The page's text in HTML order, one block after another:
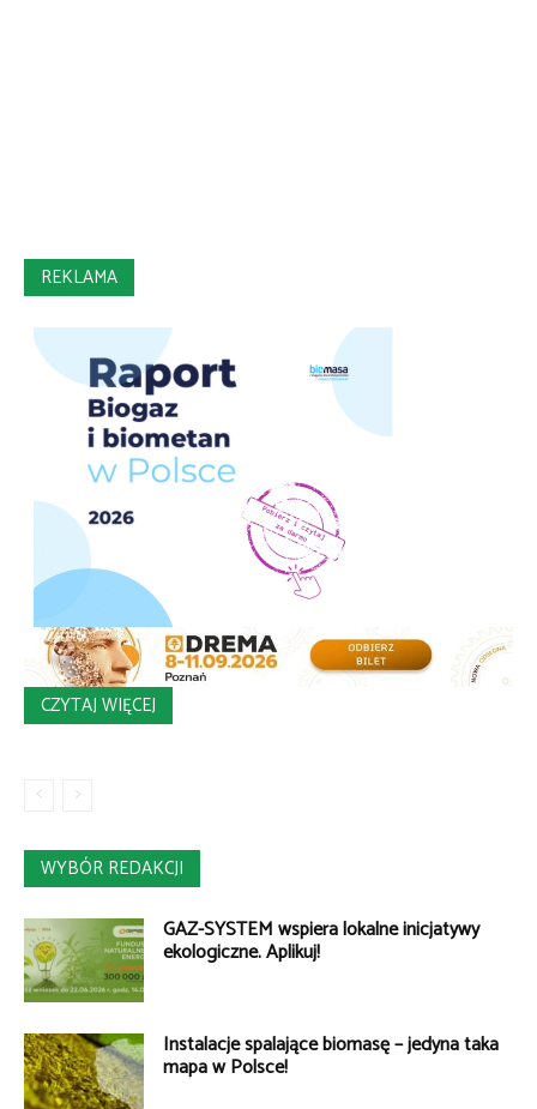
REKLAMA
CZYTAJ WIĘCEJ
WYBÓR REDAKCJI
GAZ-SYSTEM wspiera lokalne inicjatywy
ekologiczne. Aplikuj!
Instalacje spalające biomasę – jedyna taka
mapa w Polsce!